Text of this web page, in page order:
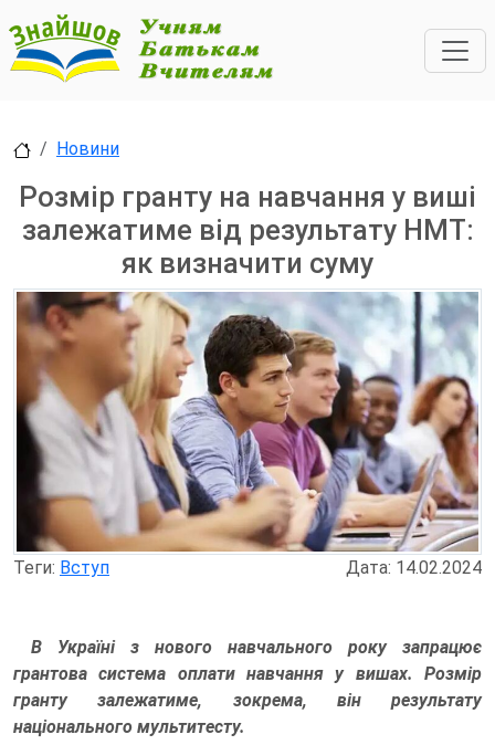
Новини
Розмір гранту на навчання у виші
залежатиме від результату НМТ:
як визначити суму
Теги: Вступ Дата: 14.02.2024
В Україні з нового навчального року запрацює
грантова система оплати навчання у вишах. Розмір
гранту залежатиме, зокрема, він результату
національного мультитесту.